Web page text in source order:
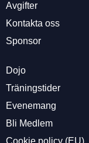
Avgifter
Kontakta oss
Sponsor
Dojo
Träningstider
Evenemang
Bli Medlem
Cookie policy (EU)